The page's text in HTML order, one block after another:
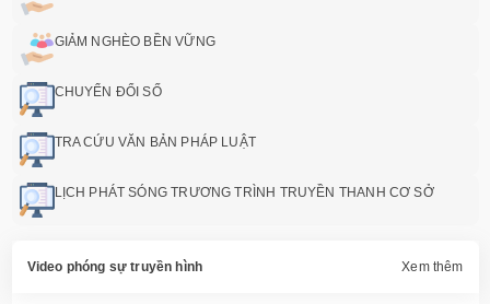
GIẢM NGHÈO BỀN VỮNG
CHUYỂN ĐỔI SỐ
TRA CỨU VĂN BẢN PHÁP LUẬT
LỊCH PHÁT SÓNG TRƯƠNG TRÌNH TRUYỀN THANH CƠ SỞ
Video phóng sự truyền hình Xem thêm